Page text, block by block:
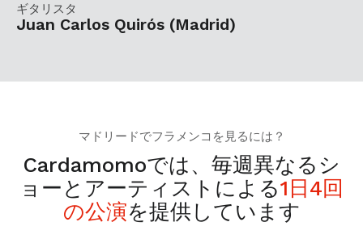
ギタリスタ
Juan Carlos Quirós (Madrid)
マドリードでフラメンコを見るには？
Cardamomoでは、毎週異なるシ
ョーとアーティストによる1日4回
の公演を提供しています